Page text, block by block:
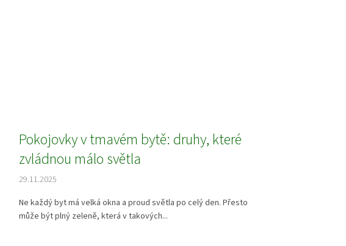
Pokojovky v tmavém bytě: druhy, které
zvládnou málo světla
29.11.2025
Ne každý byt má velká okna a proud světla po celý den. Přesto
může být plný zeleně, která v takových...